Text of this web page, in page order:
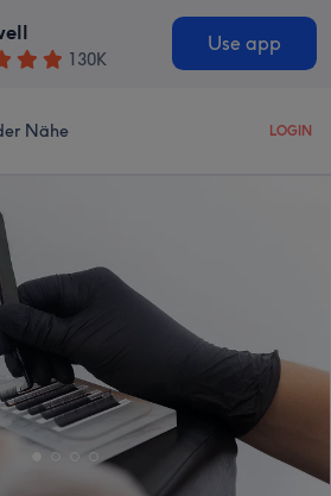
130K
Use app
Nähe LOGIN